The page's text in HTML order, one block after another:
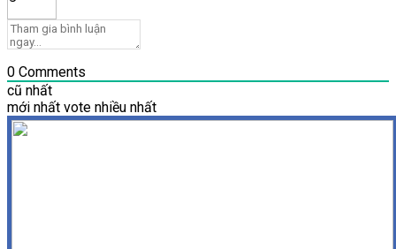
0 Comments
cũ nhất
mới nhất vote nhiều nhất